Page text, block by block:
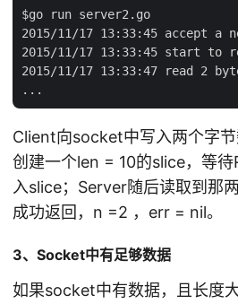
$go run server2.go
2015/11/17 13:33:45 accept a
2015/11/17 13:33:45 start to
2015/11/17 13:33:47 read 2
Client向socket中写入两个字
创建一个len = 10的slice，等
入slice；Server随后读取到那
成功返回，n =2 ，err = nil。
3、Socket中有足够数据
如果socket中有数据，且长度